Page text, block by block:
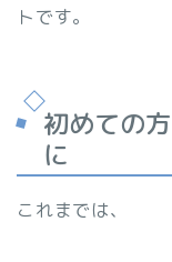
トです。
初めての
に
これまでは、